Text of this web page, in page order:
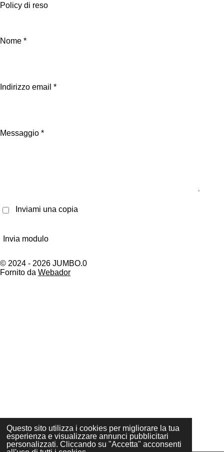
Questo sito utilizza i cookies per migliorare la tua
esperienza e visualizzare annunci pubblicitari
personalizzati. Cliccando su "Accetta" acconsenti
Policy di reso
Nome *
Indirizzo email *
Messaggio *
Inviami una copia
Invia modulo
© 2024 - 2026 JUMBO.0
Fornito da Webador